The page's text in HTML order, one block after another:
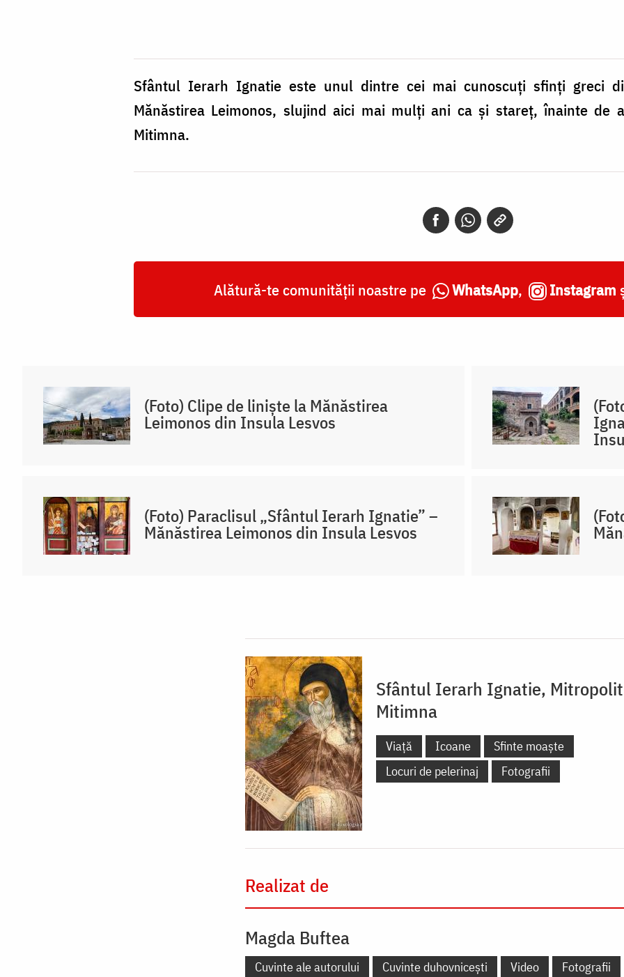
Sfântul Ierarh Ignatie este unul dintre cei mai cunoscuți sfinți greci
Mănăstirea Leimonos, slujind aici mai mulți ani ca și stareț, înainte
Mitimna.
Alătură-te comunității noastre pe WhatsApp, Instagram
(Foto) Clipe de liniște la Mănăstirea
Leimonos din Insula Lesvos
(Foto) Paraclisul „Sfântul Ierarh Ignatie” –
Mănăstirea Leimonos din Insula Lesvos
Sfântul Ierarh Ignatie,
Mitimna
Viață Icoane
Sfinte moaște
Locuri de pelerinaj
Fotografii
Realizat de
Magda Buftea
Cuvinte ale autorului Cuvinte duhovnicești Video
Fotografii